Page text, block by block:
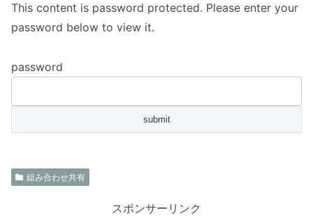
This content is password protected. Please enter your
password below to view it.
password
組み合わせ共有
スポンサーリンク